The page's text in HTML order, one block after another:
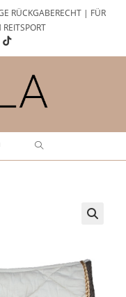
RÜCKGABERECHT | FÜR